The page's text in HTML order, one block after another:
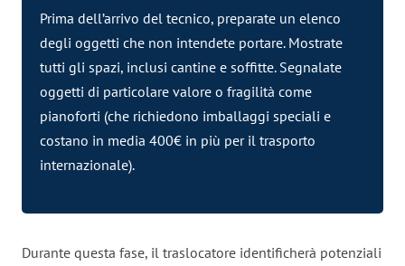
Prima dell’arrivo del tecnico, preparate un elenco
degli oggetti che non intendete portare. Mostrate
tutti gli spazi, inclusi cantine e soffitte. Segnalate
oggetti di particolare valore o fragilità come
pianoforti (che richiedono imballaggi speciali e
costano in media 400€ in più per il trasporto
internazionale).
Durante questa fase, il traslocatore identificherà potenziali